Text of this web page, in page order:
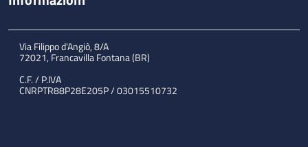
Via Filippo d'Angiò, 8/A
72021, Francavilla Fontana (BR)
C.F. / P.IVA
CNRPTR88P28E205P / 03015510732